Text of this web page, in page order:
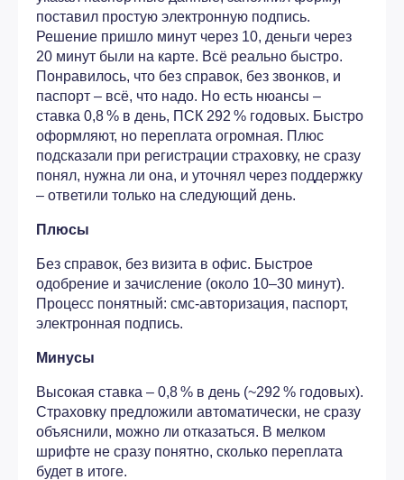
поставил простую электронную подпись.
Решение пришло минут через 10, деньги через
20 минут были на карте. Всё реально быстро.
Понравилось, что без справок, без звонков, и
паспорт – всё, что надо. Но есть нюансы –
ставка 0,8 % в день, ПСК 292 % годовых. Быстро
оформляют, но переплата огромная. Плюс
подсказали при регистрации страховку, не сразу
понял, нужна ли она, и уточнял через поддержку
– ответили только на следующий день.
Плюсы
Без справок, без визита в офис. Быстрое
одобрение и зачисление (около 10–30 минут).
Процесс понятный: смс‑авторизация, паспорт,
электронная подпись.
Минусы
Высокая ставка – 0,8 % в день (~292 % годовых).
Страховку предложили автоматически, не сразу
объяснили, можно ли отказаться. В мелком
шрифте не сразу понятно, сколько переплата
будет в итоге.